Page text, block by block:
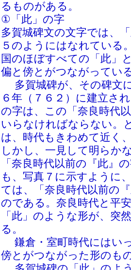
るものがある。
①「此」の字
多賀城碑文の文字では、
５のようにはなれている
国のほぼすべての「此」
偏と傍とがつながってい
多賀城碑が、その碑文
６年（７６２）に建立さ
の字は、この「奈良時代
いらなければならない。
は、時代もきわめて近く
しかし、一見して明らか
「奈良時代以前の『此
も、写真７に示すように
ては、「奈良時代以前の
のである。奈良時代と平
「此」のような形が、突
る。
鎌倉・室町時代にはい
傍とがつながった形のも